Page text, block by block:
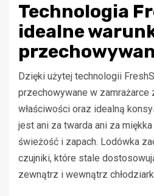
Technologia
idealne
Dzięki użytej technologii
przechowywane w zamrażarce
właściwości oraz idealną
jest ani za twarda ani za
świeżość i zapach. Lodówka
czujniki, które stale
zewnątrz i wewnątrz